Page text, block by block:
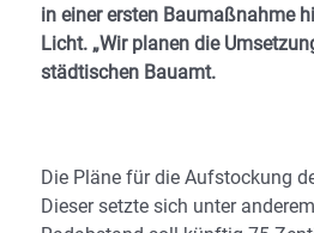
in einer ersten Baumaßnahme
Licht. „Wir planen die
städtischen Bauamt.
Die Pläne für die Aufstockung
Dieser setzte sich unter